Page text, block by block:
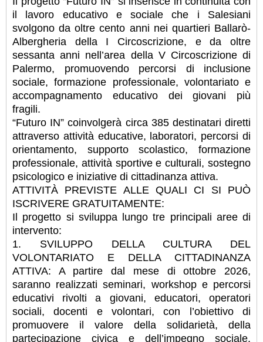
il lavoro educativo e sociale che i Salesiani
svolgono da oltre cento anni nei quartieri Ballarò-
Albergheria della I Circoscrizione, e da oltre
sessanta anni nell’area della V Circoscrizione di
Palermo, promuovendo percorsi di inclusione
sociale, formazione professionale, volontariato e
accompagnamento educativo dei giovani più
fragili.
“Futuro IN” coinvolgerà circa 385 destinatari diretti
attraverso attività educative, laboratori, percorsi di
orientamento, supporto scolastico, formazione
professionale, attività sportive e culturali, sostegno
psicologico e iniziative di cittadinanza attiva.
ATTIVITÀ PREVISTE ALLE QUALI CI SI PUÒ
ISCRIVERE GRATUITAMENTE:
Il progetto si sviluppa lungo tre principali aree di
intervento:
1. SVILUPPO DELLA CULTURA DEL
VOLONTARIATO E DELLA CITTADINANZA
ATTIVA: A partire dal mese di ottobre 2026,
saranno realizzati seminari, workshop e percorsi
educativi rivolti a giovani, educatori, operatori
sociali, docenti e volontari, con l’obiettivo di
promuovere il valore della solidarietà, della
partecipazione civica e dell’impegno sociale.